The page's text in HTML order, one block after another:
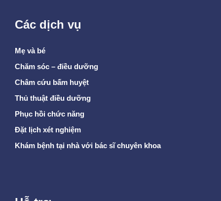
Các dịch vụ
Mẹ và bé
Chăm sóc – điều dưỡng
Châm cứu bấm huyệt
Thủ thuật điều dưỡng
Phục hồi chức năng
Đặt lịch xét nghiệm
Khám bệnh tại nhà với bác sĩ chuyên khoa